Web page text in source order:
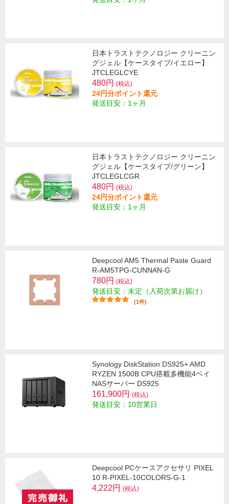
日本トラストテクノロジー クリーニン
グジェル【ケースタイプ/イエロー】
JTCLEGLCYE
480円 (税込)
24円分ポイント還元
発送目安：1ヶ月
日本トラストテクノロジー クリーニン
グジェル【ケースタイプ/グリーン】
JTCLEGLCGR
480円 (税込)
24円分ポイント還元
発送目安：1ヶ月
Deepcool AM5 Thermal Paste Guard
R-AM5TPG-CUNNAN-G
780円 (税込)
発送目安：未定（入荷次第お届け）
(1件)
Synology DiskStation DS925+ AMD
RYZEN 1500B CPU搭載多機能4ベイ
NASサーバー DS925
161,900円 (税込)
発送目安：10営業日
Deepcool PCケースアクセサリ PIXEL
10 R-PIXEL-10COLORS-G-1
4,222円 (税込)